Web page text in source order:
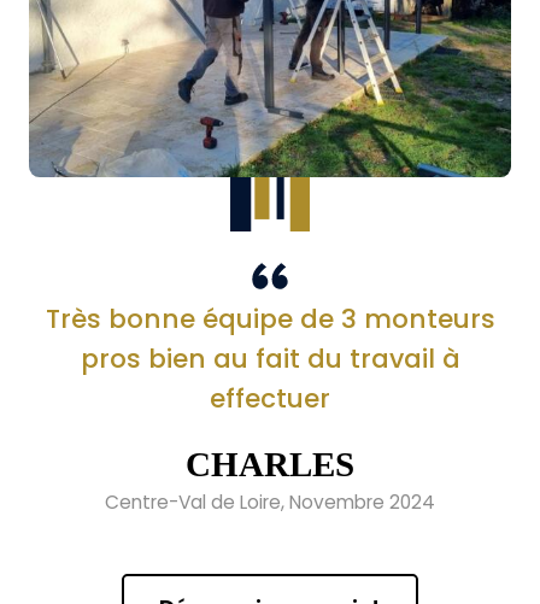
Très bonne équipe de 3 monteurs
pros bien au fait du travail à
effectuer
CHARLES
Centre-Val de Loire, Novembre 2024